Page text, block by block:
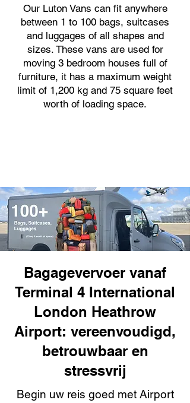
Our Luton Vans can fit anywhere
between 1 to 100 bags, suitcases
and luggages of all shapes and
sizes. These vans are used for
moving 3 bedroom houses full of
furniture, it has a maximum weight
limit of 1,200 kg and 75 square feet
worth of loading space.
Bagagevervoer vanaf
Terminal 4 International
London Heathrow
Airport: vereenvoudigd,
betrouwbaar en
stressvrij
Begin uw reis goed met Airport